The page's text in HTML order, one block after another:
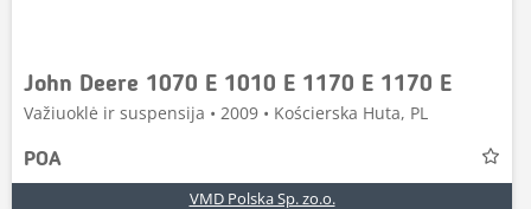
John Deere 1070 E 1010 E 1170 E 1170 E
Važiuoklė ir suspensija • 2009 • Kościerska Huta, PL
POA
VMD Polska Sp. zo.o.